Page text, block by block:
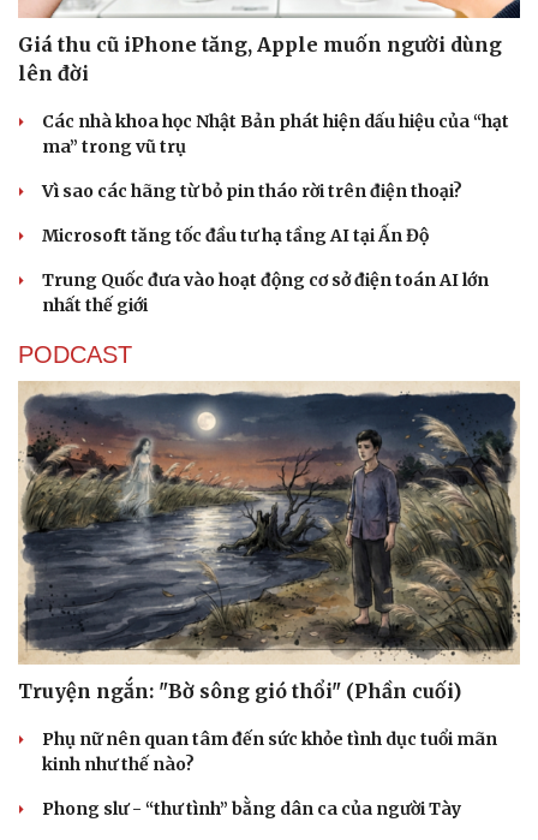
Sức khỏe
Dinh dưỡng - món ngon
Cây thuốc
Nhi khoa
Nam khoa
Phòng mạch online
Đời sống
Nhà đẹp
Giá thu cũ iPhone tăng, Apple muốn người dùng
lên đời
Các nhà khoa học Nhật Bản phát hiện dấu hiệu của “hạt
ma” trong vũ trụ
Vì sao các hãng từ bỏ pin tháo rời trên điện thoại?
Microsoft tăng tốc đầu tư hạ tầng AI tại Ấn Độ
Trung Quốc đưa vào hoạt động cơ sở điện toán AI lớn
nhất thế giới
PODCAST
Truyện ngắn: "Bờ sông gió thổi" (Phần cuối)
Phụ nữ nên quan tâm đến sức khỏe tình dục tuổi mãn
kinh như thế nào?
Phong slư - “thư tình” bằng dân ca của người Tày